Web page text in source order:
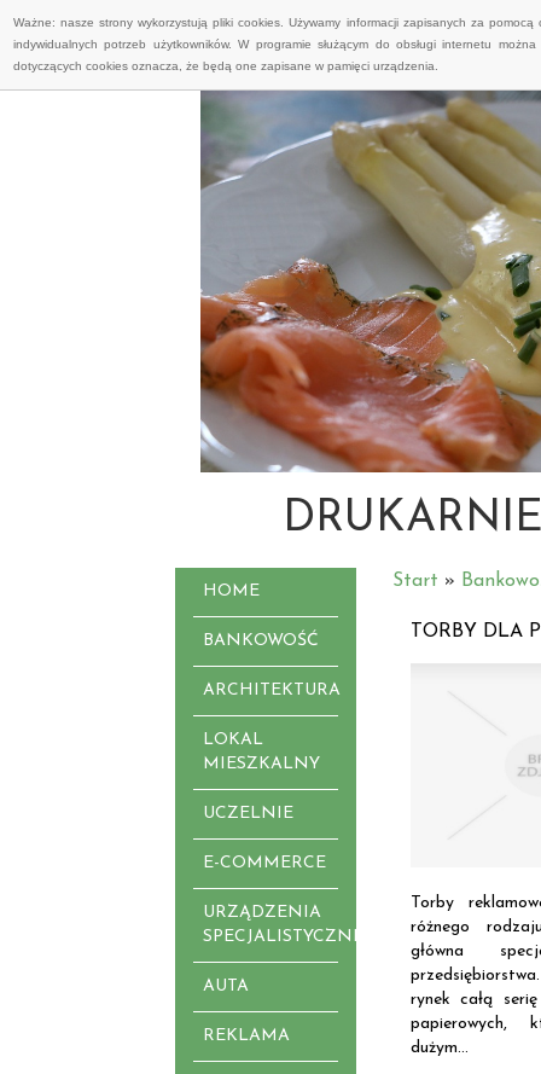
Ważne: nasze strony wykorzystują pliki cookies. Używamy informacji zapisanych za
indywidualnych potrzeb użytkowników. W programie służącym do obsługi internetu
dotyczących cookies oznacza, że będą one zapisane w pamięci urządzenia.
HOME
BANKOWOŚĆ
ARCHITEKTURA
LOKAL
MIESZKALNY
UCZELNIE
E-COMMERCE
URZĄDZENIA
SPECJALISTYCZNE
AUTA
REKLAMA
Start »
TORBY DLA
Torby
różnego
główna
rynek całą
papierowych,
dużym...